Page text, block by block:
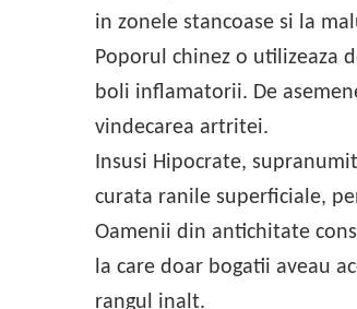
in zonele stancoase si la
Poporul chinez o utilizeaza
boli inflamatorii. De
vindecarea artritei.
Insusi Hipocrate,
curata ranile superficiale,
Oamenii din antichitate
la care doar bogatii aveau
rangul inalt.